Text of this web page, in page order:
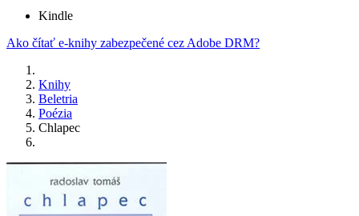
Kindle
Ako čítať e-knihy zabezpečené cez Adobe DRM?
Knihy
Beletria
Poézia
Chlapec